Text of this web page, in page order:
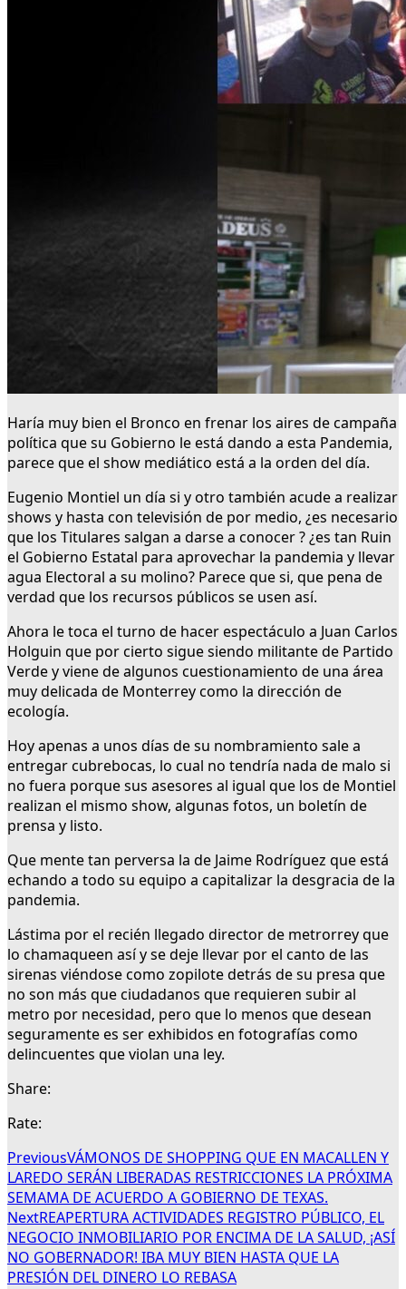
Haría muy bien el Bronco en frenar los aires de campaña
política que su Gobierno le está dando a esta Pandemia,
parece que el show mediático está a la orden del día.
Eugenio Montiel un día si y otro también acude a realizar
shows y hasta con televisión de por medio, ¿es necesario
que los Titulares salgan a darse a conocer ? ¿es tan Ruin
el Gobierno Estatal para aprovechar la pandemia y llevar
agua Electoral a su molino? Parece que si, que pena de
verdad que los recursos públicos se usen así.
Ahora le toca el turno de hacer espectáculo a Juan Carlos
Holguin que por cierto sigue siendo militante de Partido
Verde y viene de algunos cuestionamiento de una área
muy delicada de Monterrey como la dirección de
ecología.
Hoy apenas a unos días de su nombramiento sale a
entregar cubrebocas, lo cual no tendría nada de malo si
no fuera porque sus asesores al igual que los de Montiel
realizan el mismo show, algunas fotos, un boletín de
prensa y listo.
Que mente tan perversa la de Jaime Rodríguez que está
echando a todo su equipo a capitalizar la desgracia de la
pandemia.
Lástima por el recién llegado director de metrorrey que
lo chamaqueen así y se deje llevar por el canto de las
sirenas viéndose como zopilote detrás de su presa que
no son más que ciudadanos que requieren subir al
metro por necesidad, pero que lo menos que desean
seguramente es ser exhibidos en fotografías como
delincuentes que violan una ley.
Share:
Rate:
PreviousVÁMONOS DE SHOPPING QUE EN MACALLEN Y
LAREDO SERÁN LIBERADAS RESTRICCIONES LA PRÓXIMA
SEMAMA DE ACUERDO A GOBIERNO DE TEXAS.
NextREAPERTURA ACTIVIDADES REGISTRO PÚBLICO, EL
NEGOCIO INMOBILIARIO POR ENCIMA DE LA SALUD, ¡ASÍ
NO GOBERNADOR! IBA MUY BIEN HASTA QUE LA
PRESIÓN DEL DINERO LO REBASA